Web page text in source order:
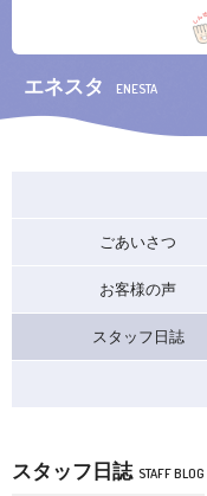
エネスタ ENESTA
ごあいさつ
お客様の声
スタッフ日誌
スタッフ日誌 STAFF BLOG